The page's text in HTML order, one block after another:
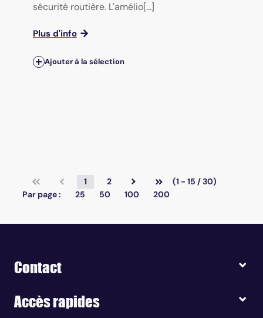
sécurité routière. L'amélio[...]
Plus d'info
Ajouter à la sélection
1 2
(1 - 15 / 30)
Par page :
25 50 100 200
Contact
Accès rapides